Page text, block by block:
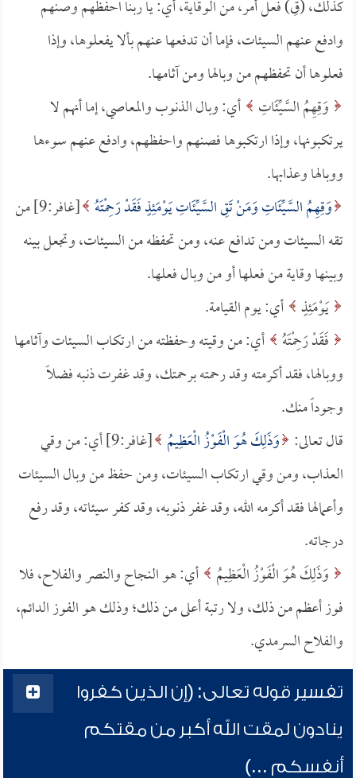
كذلك، (قِ) فعل أمر، من الوقاية، أي: يا ربنا احفظهم وصنهم
وادفع عنهم السيئات، فإما أن تدفعها عنهم بألا يفعلوها، وإذا
فعلوها أن تحفظهم من وبالها ومن آثامها.
وَقِهِمُ السَّيِّئَاتِ أي: وبال الذنوب والمعاصي، إما أنهم لا
يرتكبونها، وإذا ارتكبوها فصنهم واحفظهم، وادفع عنهم سوءها
ووبالها وعذابها.
وَقِهِمُ السَّيِّئَاتِ وَمَنْ تَقِ السَّيِّئَاتِ يَوْمَئِذٍ فَقَدْ رَحِمْتَهُ
[غافر:9] من
تقه السيئات ومن تدافع عنه، ومن تحفظه من السيئات، وتجعل بينه
وبينها وقاية من فعلها أو من وبال فعلها.
يَوْمَئِذٍ أي: يوم القيامة.
فَقَدْ رَحِمْتَهُ أي: من وقيته وحفظته من ارتكاب السيئات وآثامها
ووبالها، فقد أكرمته وقد رحمته برحمتك، وقد غفرت ذنبه فضلاً
وجوداً منك.
قال تعالى: وَذَلِكَ هُوَ الْفَوْزُ الْعَظِيمُ
[غافر:9] أي: من وقي
العذاب، ومن وقي ارتكاب السيئات، ومن حفظ من وبال السيئات
وأعمالها فقد أكرمه الله، وقد غفر ذنوبه، وقد كفر سيئاته، وقد رفع
درجاته.
وَذَلِكَ هُوَ الْفَوْزُ الْعَظِيمُ أي: هو النجاح والنصر والفلاح، فلا
فوز أعظم من ذلك، ولا رتبة أعلى من ذلك؛ وذلك هو الفوز الدائم،
والفلاح السرمدي.
تفسير قوله تعالى: (إن الذين كفروا
ينادون لمقت الله أكبر من مقتكم
أنفسكم ...)